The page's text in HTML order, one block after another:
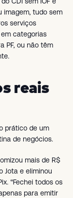
imagem, tudo sem
serviços
categorias
PF, ou não têm
reais
prático de um
de negócios.
mais de R$
Jota e eliminou
“Fechei todos os
para emitir